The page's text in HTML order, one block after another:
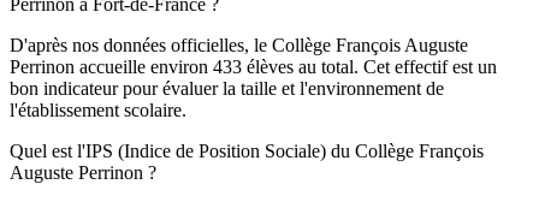
Perrinon à Fort-de-France ?
D'après nos données officielles, le Collège François Auguste
Perrinon accueille environ 433 élèves au total. Cet effectif est un
bon indicateur pour évaluer la taille et l'environnement de
l'établissement scolaire.
Quel est l'IPS (Indice de Position Sociale) du Collège François
Auguste Perrinon ?